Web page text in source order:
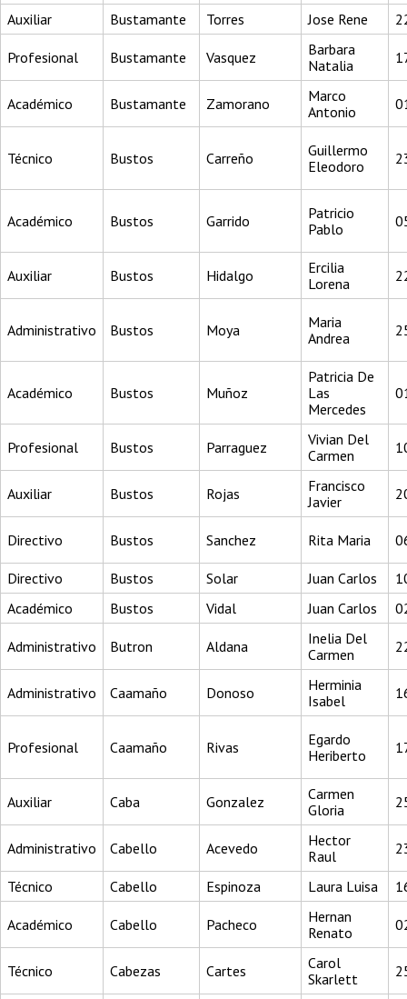
Auxiliar Bustamante Torres Jose Rene
Profesional Bustamante Vasquez
Barbara
Natalia
Académico Bustamante Zamorano
Marco
Antonio
Técnico Bustos Carreño
Guillermo
Eleodoro
Académico Bustos Garrido
Patricio
Pablo
Auxiliar Bustos Hidalgo
Ercilia
Lorena
Administrativo Bustos Moya
Maria
Andrea
Académico Bustos Muñoz
Patricia De
Las
Mercedes
Profesional Bustos Parraguez
Vivian Del
Carmen
Auxiliar Bustos Rojas
Francisco
Javier
Directivo Bustos Sanchez Rita Maria
Directivo Bustos Solar Juan Carlos
Académico
Bustos Vidal Juan Carlos
Administrativo Butron Aldana
Inelia Del
Carmen
Administrativo Caamaño Donoso
Herminia
Isabel
Profesional Caamaño Rivas
Egardo
Heriberto
Auxiliar Caba Gonzalez
Carmen
Gloria
Administrativo Cabello Acevedo
Hector
Raul
Técnico Cabello Espinoza Laura Luisa
Académico Cabello Pacheco
Hernan
Renato
Técnico Cabezas Cartes
Carol
Skarlett